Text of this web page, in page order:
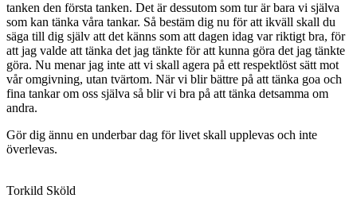
tanken den första tanken. Det är dessutom som tur är bara vi själva
som kan tänka våra tankar. Så bestäm dig nu för att ikväll skall du
säga till dig själv att det känns som att dagen idag var riktigt bra, för
att jag valde att tänka det jag tänkte för att kunna göra det jag tänkte
göra. Nu menar jag inte att vi skall agera på ett respektlöst sätt mot
vår omgivning, utan tvärtom. När vi blir bättre på att tänka goa och
fina tankar om oss själva så blir vi bra på att tänka detsamma om
andra.
Gör dig ännu en underbar dag för livet skall upplevas och inte
överlevas.
Torkild Sköld